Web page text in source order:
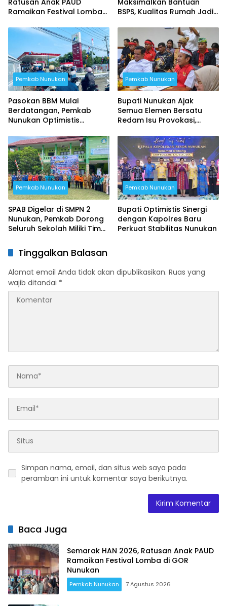
Ratusan Anak PAUD
Ramaikan Festival Lomba
Maksimalkan Bantuan
BSPS, Kualitas Rumah Jadi
Pemkab Nunukan
Pasokan BBM Mulai
Berdatangan, Pemkab
Nunukan Optimistis
Terurai
Pemkab Nunukan
Bupati Nunukan Ajak
Semua Elemen Bersatu
Redam Isu Provokasi,
Kekuatan Daerah
Pemkab Nunukan
SPAB Digelar di SMPN 2
Nunukan, Pemkab Dorong
Seluruh Sekolah Miliki Tim
Pemkab Nunukan
Bupati Optimistis Sinergi
dengan Kapolres Baru
Perkuat Stabilitas Nunukan
Tinggalkan Balasan
Alamat email Anda tidak akan dipublikasikan. Ruas yang
wajib ditandai *
Simpan nama, email, dan situs web saya pada
peramban ini untuk komentar saya berikutnya.
Baca Juga
Semarak HAN 2026, Ratusan Anak PAUD
Ramaikan Festival Lomba di GOR
Nunukan
Pemkab Nunukan 7 Agustus 2026